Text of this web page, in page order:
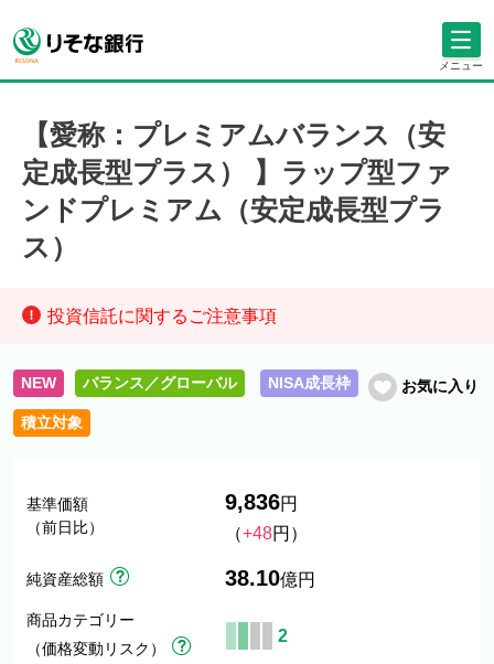
メニュー
【愛称：プレミアムバランス（安
定成長型プラス） 】ラップ型ファ
ンドプレミアム（安定成長型プラ
ス）
投資信託に関するご注意事項
NEW バランス／グローバル NISA成長枠
積立対象
お気に入り
基準価額
（前日比）
9,836円
（+48円）
純資産総額 38.10億円
商品カテゴリー
（価格変動リスク）
2